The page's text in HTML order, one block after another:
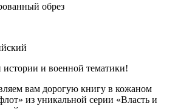
обрез
и военной тематики!
вам дорогую книгу в кожаном
из уникальной серии «Власть и